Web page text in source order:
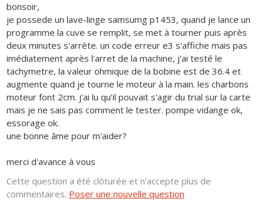
bonsoir,
je possede un lave-linge samsumg p1453, quand je lance un
programme la cuve se remplit, se met à tourner puis après
deux minutes s'arrète. un code erreur e3 s'affiche mais pas
imédiatement après l'arret de la machine, j'ai testé le
tachymetre, la valeur ohmique de la bobine est de 36.4 et
augmente quand je tourne le moteur à la main. les charbons
moteur font 2cm. j'ai lu qu'il pouvait s'agir du trial sur la carte
mais je ne sais pas comment le tester. pompe vidange ok,
essorage ok.
une bonne âme pour m'aider?
merci d'avance à vous
Cette question a été clôturée et n'accepte plus de
commentaires. Poser une nouvelle question